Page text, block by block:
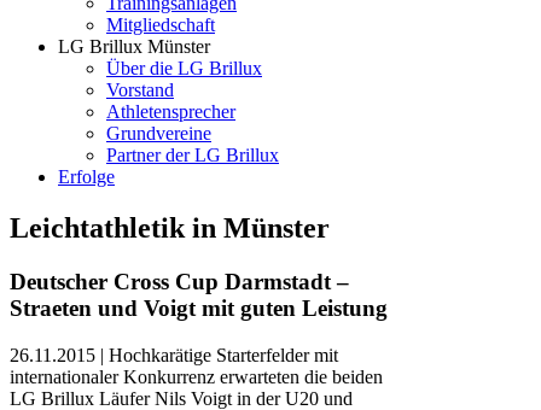
Mitgliedschaft
LG Brillux Münster
Über die LG Brillux
Vorstand
Athletensprecher
Grundvereine
Partner der LG Brillux
Erfolge
Leichtathletik in Münster
Deutscher Cross Cup Darmstadt –
Straeten und Voigt mit guten Leistung
26.11.2015 | Hochkarätige Starterfelder mit
internationaler Konkurrenz erwarteten die beiden
LG Brillux Läufer Nils Voigt in der U20 und